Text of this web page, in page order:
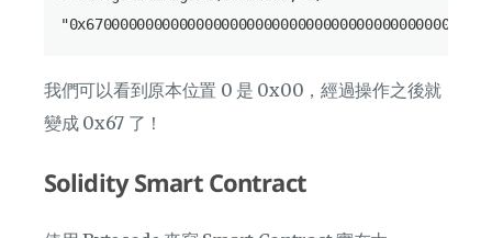
我們可以看到原本位置 0 是 0x00，經過操作之後就
變成 0x67 了！
Solidity Smart Contract